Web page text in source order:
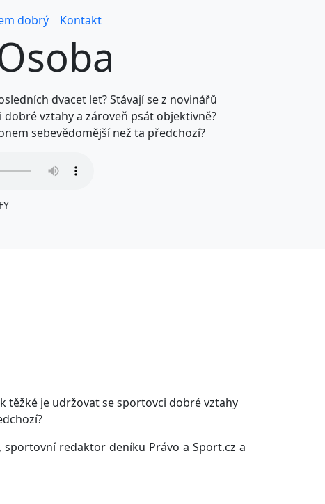
dobrý Kontakt
dvacet let? Stávají se z novinářů
vztahy a zároveň psát objektivně?
sebevědomější než ta předchozí?
těžké je udržovat se sportovci dobré vztahy
redaktor deníku Právo a Sport.cz a